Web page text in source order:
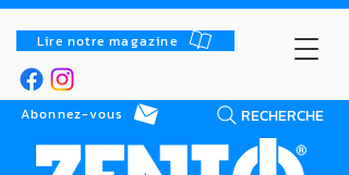
Lire notre magazine
RECHERCHE
Abonnez-vous